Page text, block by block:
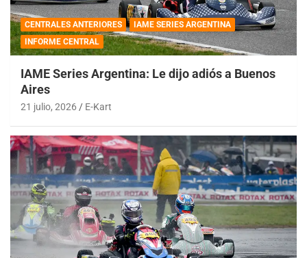
CENTRALES ANTERIORES
IAME SERIES ARGENTINA
INFORME CENTRAL
IAME Series Argentina: Le dijo adiós a Buenos
Aires
21 julio, 2026 E-Kart